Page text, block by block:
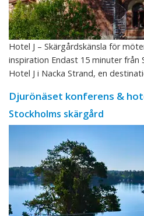
Hotel J – Skärgårdskänsla för
inspiration Endast 15 minuter från
Hotel J i Nacka Strand, en
Djurönäset konferens &
Stockholms skärgård